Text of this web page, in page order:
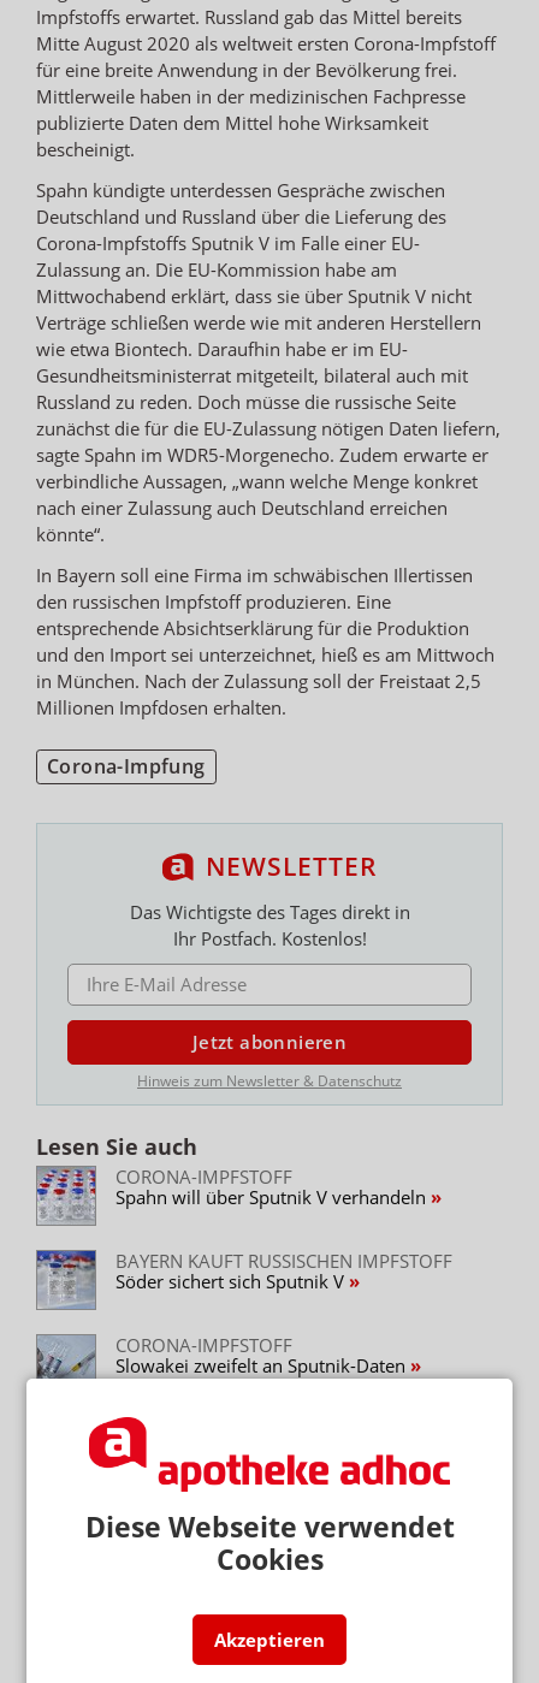
Diese Webseite verwendet
Cookies
Akzeptieren
Impfstoffs erwartet. Russland gab das Mittel bereits
Mitte August 2020 als weltweit ersten Corona-Impfstoff
für eine breite Anwendung in der Bevölkerung frei.
Mittlerweile haben in der medizinischen Fachpresse
publizierte Daten dem Mittel hohe Wirksamkeit
bescheinigt.
Spahn kündigte unterdessen Gespräche zwischen
Deutschland und Russland über die Lieferung des
Corona-Impfstoffs Sputnik V im Falle einer EU-
Zulassung an. Die EU-Kommission habe am
Mittwochabend erklärt, dass sie über Sputnik V nicht
Verträge schließen werde wie mit anderen Herstellern
wie etwa Biontech. Daraufhin habe er im EU-
Gesundheitsministerrat mitgeteilt, bilateral auch mit
Russland zu reden. Doch müsse die russische Seite
zunächst die für die EU-Zulassung nötigen Daten liefern,
sagte Spahn im WDR5-Morgenecho. Zudem erwarte er
verbindliche Aussagen, „wann welche Menge konkret
nach einer Zulassung auch Deutschland erreichen
könnte“.
In Bayern soll eine Firma im schwäbischen Illertissen
den russischen Impfstoff produzieren. Eine
entsprechende Absichtserklärung für die Produktion
und den Import sei unterzeichnet, hieß es am Mittwoch
in München. Nach der Zulassung soll der Freistaat 2,5
Millionen Impfdosen erhalten.
Corona-Impfung
NEWSLETTER
Das Wichtigste des Tages direkt in
Ihr Postfach. Kostenlos!
E-MAIL ADRESSE
Jetzt abonnieren
Hinweis zum Newsletter & Datenschutz
Lesen Sie auch
CORONA-IMPFSTOFF
Spahn will über Sputnik V verhandeln
BAYERN KAUFT RUSSISCHEN IMPFSTOFF
Söder sichert sich Sputnik V
CORONA-IMPFSTOFF
Slowakei zweifelt an Sputnik-Daten
TROTZ IMPFSTOFF-ENGPASS
Kein Einzelimport von Sputnik V
CORONA-IMPFUNGEN
Bionorica-Chef: Großes Vertrauen in Sputnik V
Neuere Artikel zum Thema
RUSSISCHER CORONA-IMPFSTOFF